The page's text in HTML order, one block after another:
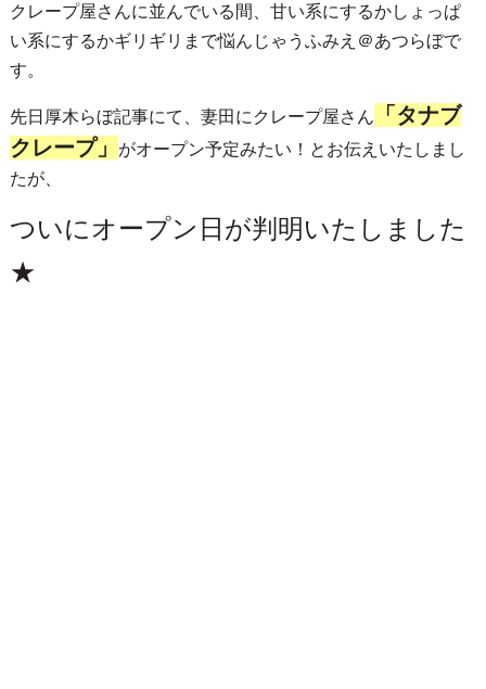
クレープ屋さんに並んでいる間、甘い系にするかしょっぱ
い系にするかギリギリまで悩んじゃうふみえ＠あつらぼで
す。
先日厚木らぼ記事にて、妻田にクレープ屋さん
「タナブ
クレープ」
がオープン予定みたい！とお伝えいたしまし
たが、
ついにオープン日が判明いたしました
★